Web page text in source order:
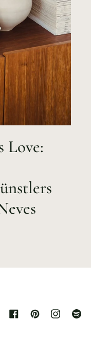
Love:
Facebook Pinterest Instagram